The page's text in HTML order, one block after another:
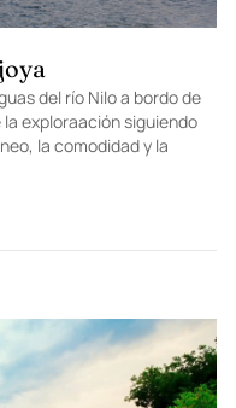
del río Nilo a bordo de
exploraación siguiendo
la comodidad y la